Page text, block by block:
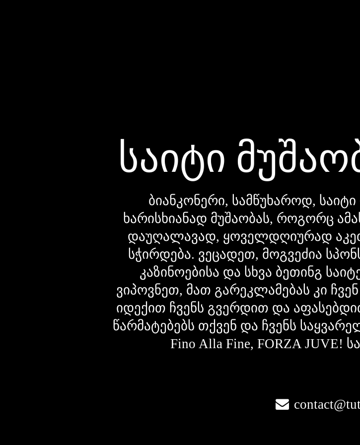
საიტი
ბიანკონერი, სამწუხაროდ,
ხარისხიანად მუშაობას, როგორც
დაუღალავად, ყოველდღიურად
სჭირდება. ვეცადეთ, მოგვეძია
კაზინოებისა და სხვა ბეთინგ
ვიპოვნეთ, მათ გარეკლამებას კი
იდექით ჩვენს გვერდით და
წარმატებებს თქვენ და ჩვენს
Fino Alla Fine, FORZA JUVE!